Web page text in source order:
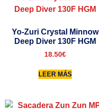
Yo-Zuri Crystal Minnow
Deep Diver 130F HGM
18.50€
LEER MÁS